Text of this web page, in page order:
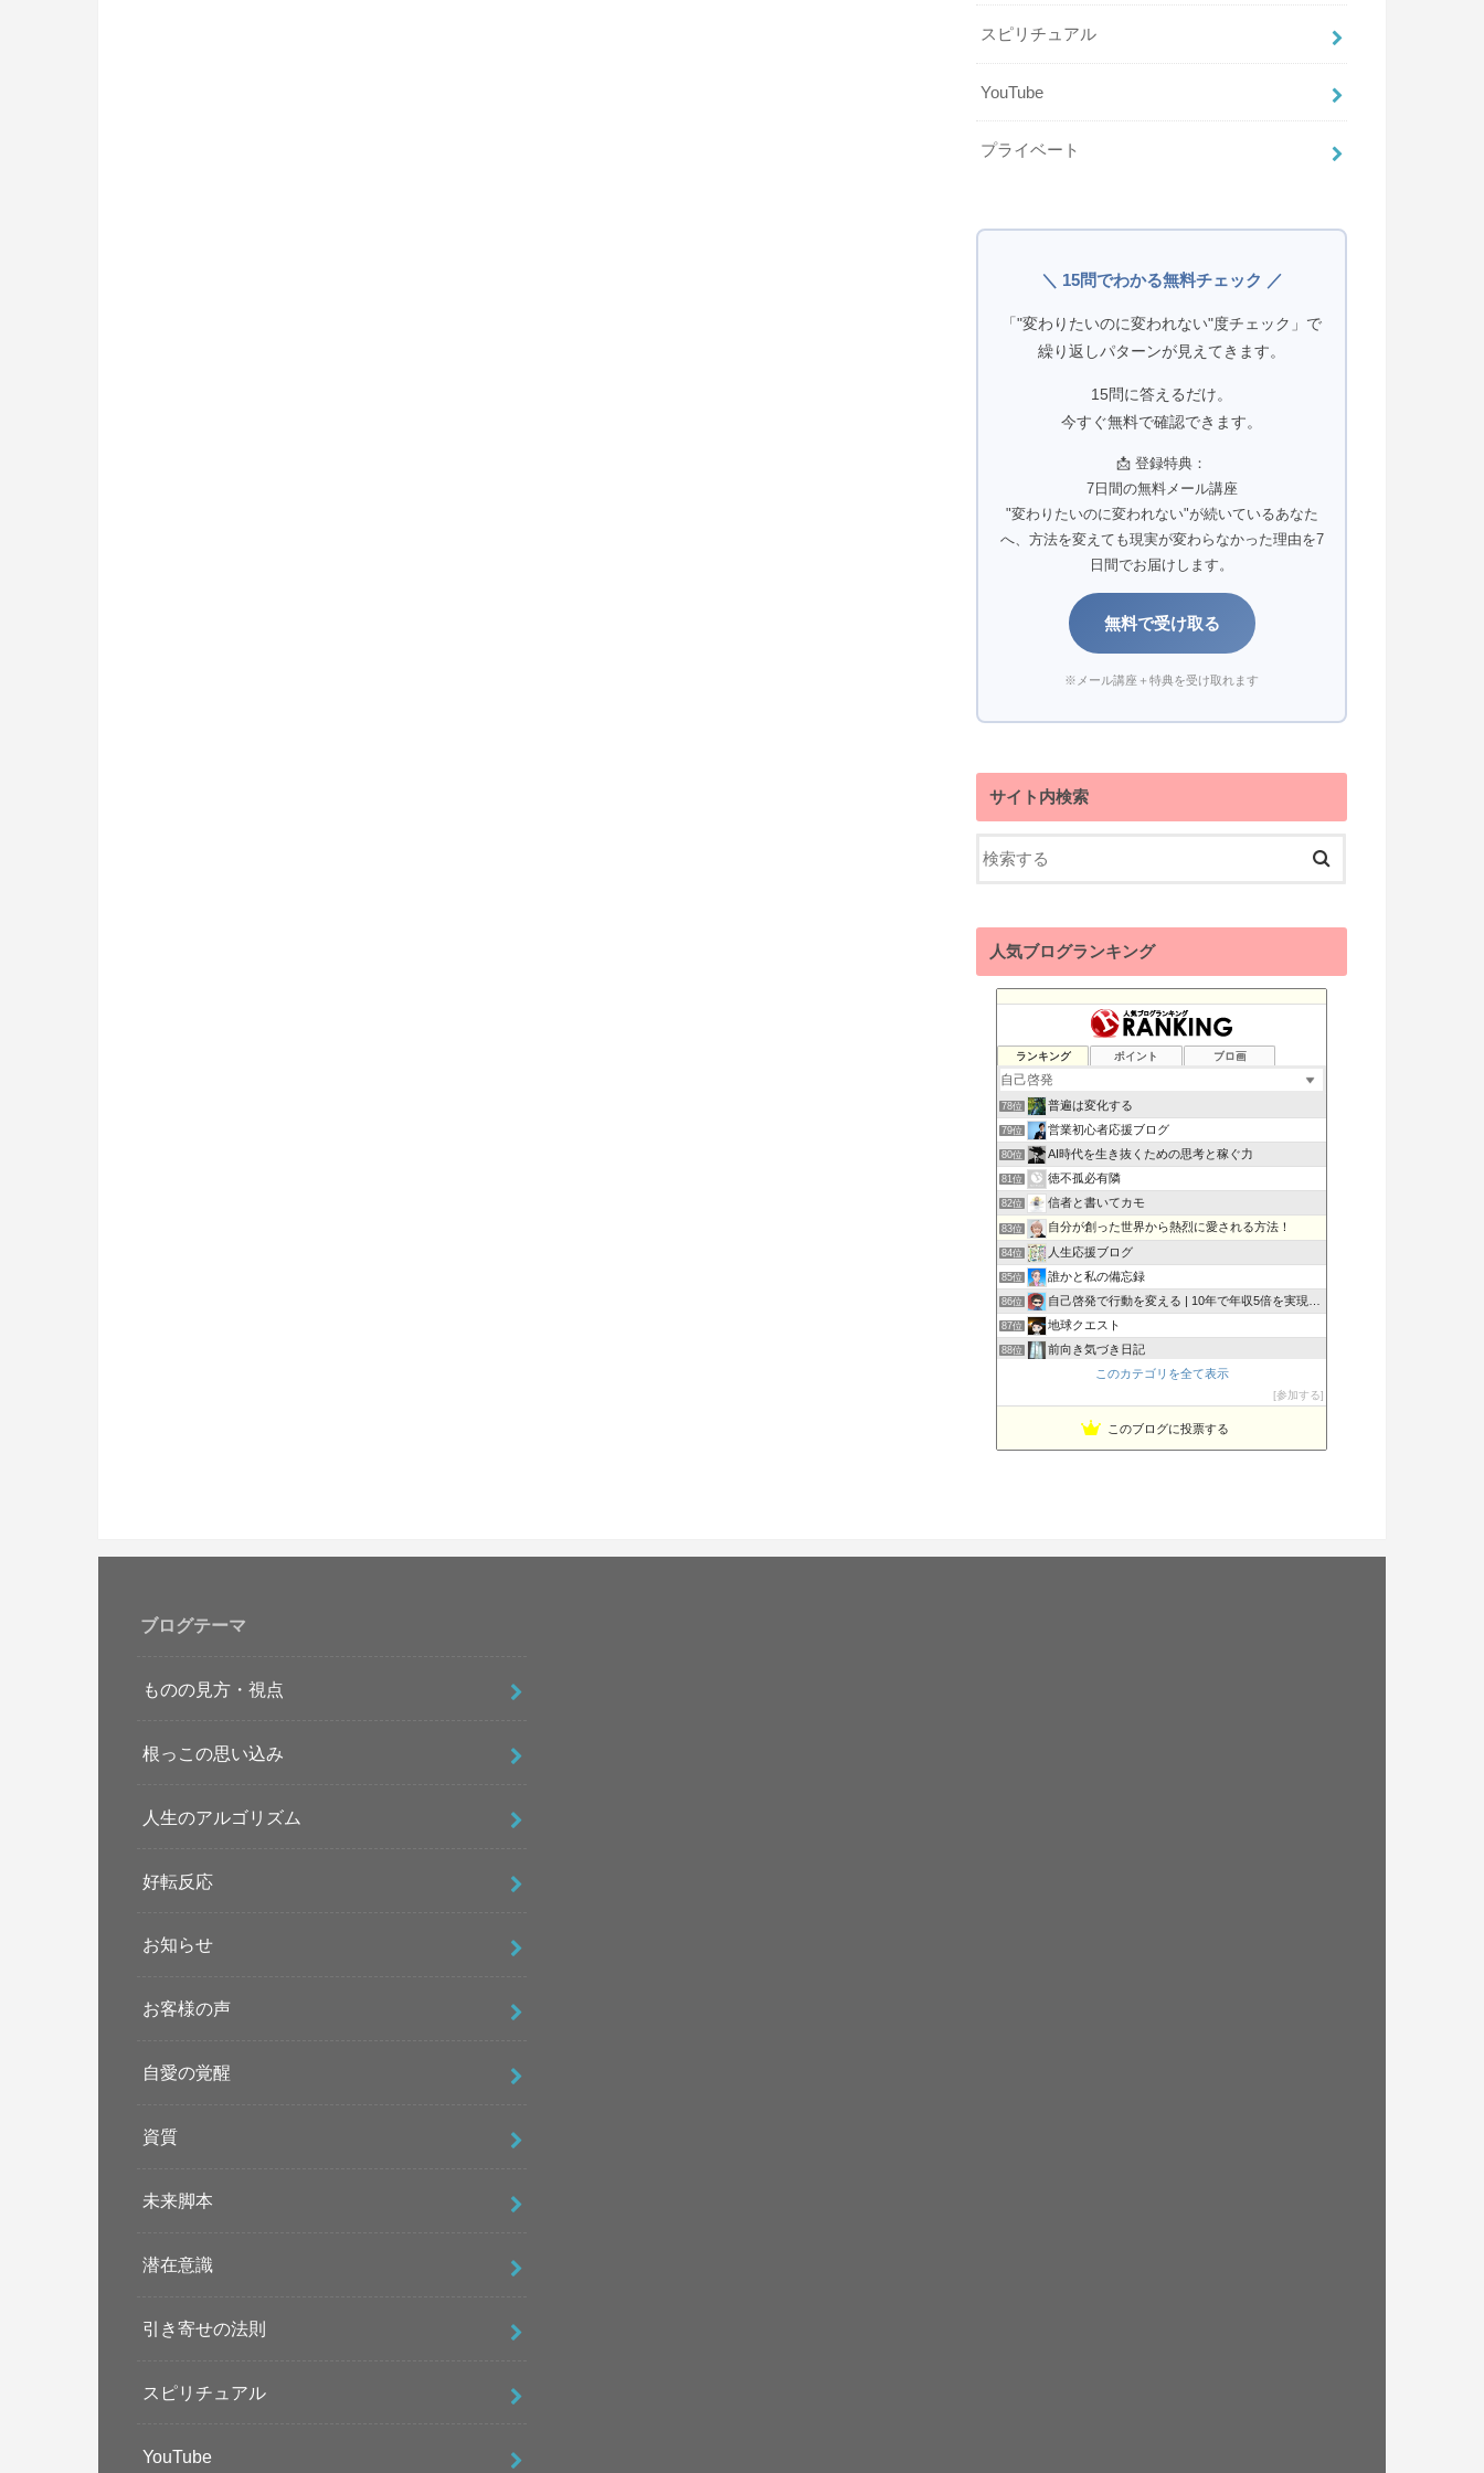
スピリチュアル
YouTube
プライベート
＼ 15問でわかる無料チェック ／
「"変わりたいのに変われない"度チェック」で
繰り返しパターンが見えてきます。
15問に答えるだけ。
今すぐ無料で確認できます。
📩 登録特典：
7日間の無料メール講座
"変わりたいのに変われない"が続いているあなた
へ、方法を変えても現実が変わらなかった理由を7
日間でお届けします。
無料で受け取る
※メール講座＋特典を受け取れます
サイト内検索
人気ブログランキング
ランキング ポイント ブロ画
76位 マルマルライフ| やりたいこと中心のライフスタイル
77位 今日の「いのちのパン」
78位 普遍は変化する
79位 営業初心者応援ブログ
80位 AI時代を生き抜くための思考と稼ぐ力
81位 徳不孤必有隣
82位 信者と書いてカモ
83位 自分が創った世界から熱烈に愛される方法！
84位 人生応援ブログ
85位 誰かと私の備忘録
86位 自己啓発で行動を変える | 10年で年収5倍を実現した方法
87位 地球クエスト
88位 前向き気づき日記
まるのモノマニア｜MONO LOVE!
このカテゴリを全て表示
参加する
このブログに投票する
ブログテーマ
ものの見方・視点
根っこの思い込み
人生のアルゴリズム
好転反応
お知らせ
お客様の声
自愛の覚醒
資質
未来脚本
潜在意識
引き寄せの法則
スピリチュアル
YouTube